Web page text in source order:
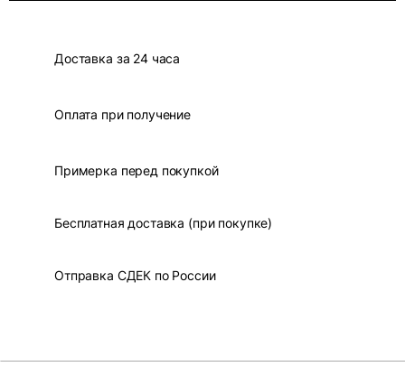
Доставка за 24 часа
Оплата при получение
Примерка перед покупкой
Бесплатная доставка (при покупке)
Отправка СДЕК по России